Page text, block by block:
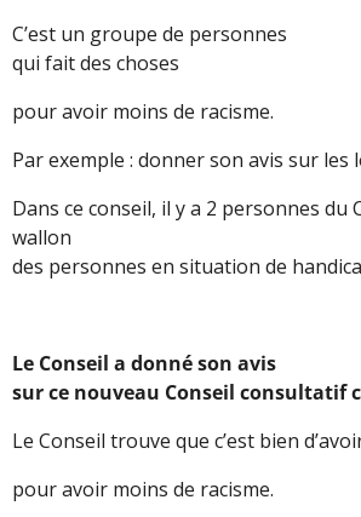
C’est un groupe de personnes
qui fait des choses
pour avoir moins de racisme.
Par exemple : donner son avis sur les
Dans ce conseil, il y a 2 personnes du
wallon
des personnes en situation de
Le Conseil a donné son avis
sur ce nouveau Conseil consultatif
Le Conseil trouve que c’est bien
pour avoir moins de racisme.